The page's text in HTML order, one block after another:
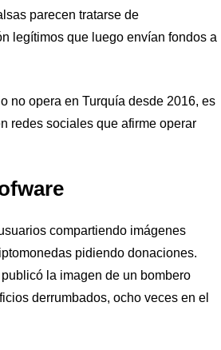
parecen tratarse de
legítimos que luego envían fondos a
no opera en Turquía desde 2016, es
redes sociales que afirme operar
compartiendo imágenes
pidiendo donaciones.
la imagen de un bombero
derrumbados, ocho veces en el